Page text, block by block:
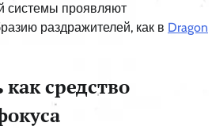
системы проявляют
раздражителей, как в Dragon
средство